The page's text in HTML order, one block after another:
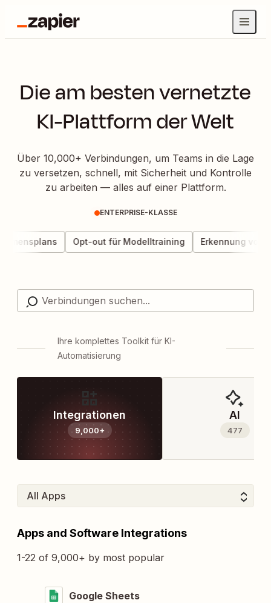
Die am besten vernetzte
KI-Plattform der Welt
Über 10,000+ Verbindungen, um Teams in die Lage
zu versetzen, schnell, mit Sicherheit und Kontrolle
zu arbeiten — alles auf einer Plattform.
ENTERPRISE-KLASSE
Opt-out für Modelltraining Erkennung von
Ihre komplettes Toolkit für KI-
Automatisierung
Integrationen
9,000+
AI
477
Apps and Software Integrations
1-22 of 9,000+ by most popular
Google Sheets